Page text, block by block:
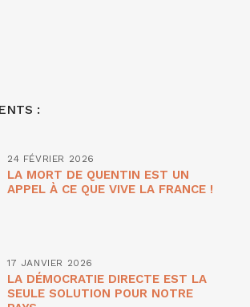
:
24 FÉVRIER 2026
LA MORT DE QUENTIN EST UN
APPEL À CE QUE VIVE LA FRANCE !
17 JANVIER 2026
LA DÉMOCRATIE DIRECTE EST LA
SEULE SOLUTION POUR NOTRE